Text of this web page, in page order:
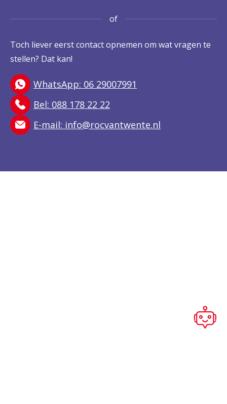
of
Toch liever eerst contact opnemen om wat vragen te
stellen? Dat kan!
WhatsApp: 06 29007991
Bel: 088 178 22 22
E-mail: info@rocvantwente.nl